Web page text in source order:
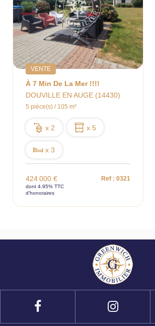
VENTE
À 7 Min De La Mer !!!!
DOUVILLE EN AUGE (14430)
5 pièce(s) / 105 m²
x 2 x 5
x 3
424 000 €
dont 4.95% TTC
d'honoraires
Ref : 0321